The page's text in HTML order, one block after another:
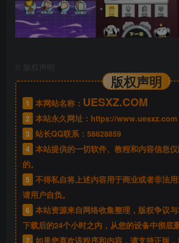
版权声明
版权声明
1 本网站名称： UESXZ.COM
2 本站永久网址： https://www.uesxz.com
3 站长QQ联系： 58628859
4 本站提供的一切软件、教程和内容信息
的。
5 不得私自将上述内容用于商业或者非法
请用户自负。
6 本站资源来自网络收集整理，版权争议
下载后的24个小时之内，从您的设备中彻底
7 如果您喜欢该程序和内容，请支持正版